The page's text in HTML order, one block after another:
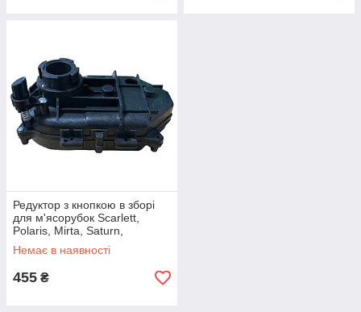
Редуктор з кнопкою в зборі
для м'ясорубок Scarlett,
Polaris, Mirta, Saturn,
Moulinex ME110130
Немає в наявності
455 ₴